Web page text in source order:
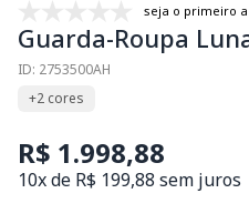
seja o primeiro
Guarda-Roupa
ID: 2753500AH
+2 cores
R$ 1.998,88
10x de R$ 199,88 sem juros